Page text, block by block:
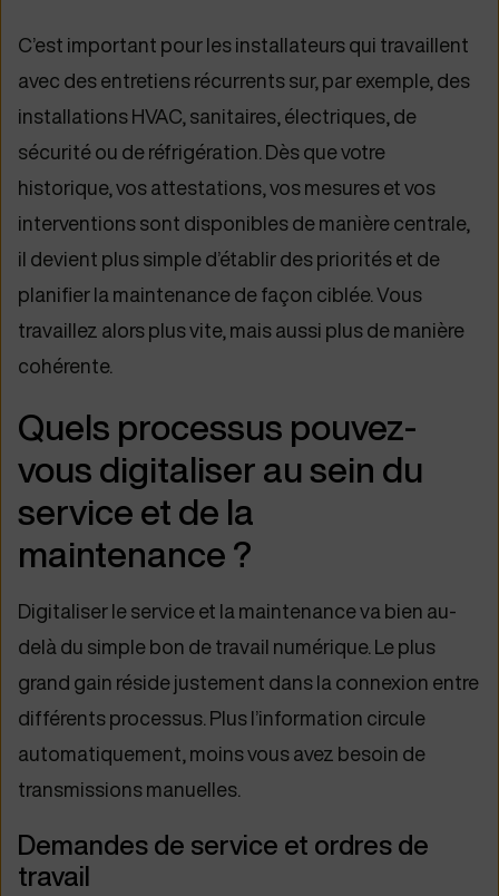
C’est important pour les installateurs qui travaillent
avec des entretiens récurrents sur, par exemple, des
installations HVAC, sanitaires, électriques, de
sécurité ou de réfrigération. Dès que votre
historique, vos attestations, vos mesures et vos
interventions sont disponibles de manière centrale,
il devient plus simple d’établir des priorités et de
planifier la maintenance de façon ciblée. Vous
travaillez alors plus vite, mais aussi plus de manière
cohérente.
Quels processus pouvez-
vous digitaliser au sein du
service et de la
maintenance ?
Digitaliser le service et la maintenance va bien au-
delà du simple bon de travail numérique. Le plus
grand gain réside justement dans la connexion entre
différents processus. Plus l’information circule
automatiquement, moins vous avez besoin de
transmissions manuelles.
Demandes de service et ordres de
travail